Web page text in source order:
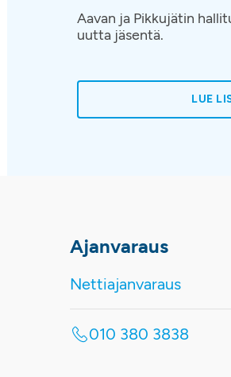
Aavan ja Pikkujätin
uutta jäsentä.
LUE
Ajanvaraus
Nettiajanvaraus
010 380 3838